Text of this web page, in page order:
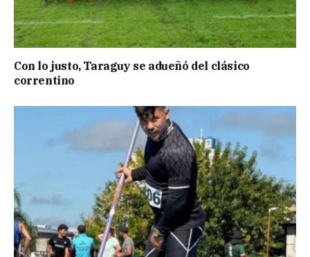
Con lo justo, Taraguy se adueñó del clásico
correntino